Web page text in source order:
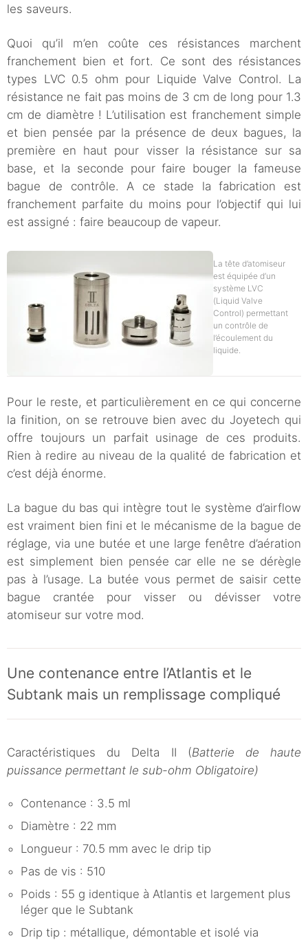
les saveurs.
Quoi qu’il m’en coûte ces résistances marchent
franchement bien et fort. Ce sont des résistances
types LVC 0.5 ohm pour Liquide Valve Control. La
résistance ne fait pas moins de 3 cm de long pour 1.3
cm de diamètre ! L’utilisation est franchement simple
et bien pensée par la présence de deux bagues, la
première en haut pour visser la résistance sur sa
base, et la seconde pour faire bouger la fameuse
bague de contrôle. A ce stade la fabrication est
franchement parfaite du moins pour l’objectif qui lui
est assigné : faire beaucoup de vapeur.
La tête d’atomiseur
est équipée d’un
système LVC
(Liquid Valve
Control) permettant
un contrôle de
l’écoulement du
liquide.
Pour le reste, et particulièrement en ce qui concerne
la finition, on se retrouve bien avec du Joyetech qui
offre toujours un parfait usinage de ces produits.
Rien à redire au niveau de la qualité de fabrication et
c’est déjà énorme.
La bague du bas qui intègre tout le système d’airflow
est vraiment bien fini et le mécanisme de la bague de
réglage, via une butée et une large fenêtre d’aération
est simplement bien pensée car elle ne se dérègle
pas à l’usage. La butée vous permet de saisir cette
bague crantée pour visser ou dévisser votre
atomiseur sur votre mod.
Une contenance entre l’Atlantis et le
Subtank mais un remplissage compliqué
Caractéristiques du Delta II (Batterie de haute
puissance permettant le sub-ohm Obligatoire)
Contenance : 3.5 ml
Diamètre : 22 mm
Longueur : 70.5 mm avec le drip tip
Pas de vis : 510
Poids : 55 g identique à Atlantis et largement plus
léger que le Subtank
Drip tip : métallique, démontable et isolé via